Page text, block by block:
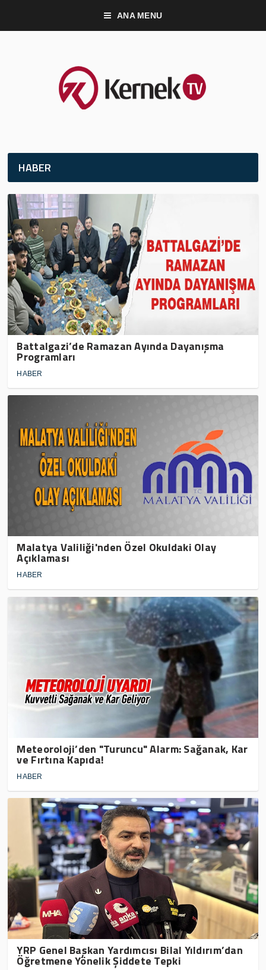
ANA MENU
HABER
Battalgazi’de Ramazan Ayında Dayanışma
Programları
HABER
Malatya Valiliği'nden Özel Okuldaki Olay
Açıklaması
HABER
Meteoroloji’den "Turuncu" Alarm: Sağanak, Kar
ve Fırtına Kapıda!
HABER
YRP Genel Başkan Yardımcısı Bilal Yıldırım’dan
Öğretmene Yönelik Şiddete Tepki